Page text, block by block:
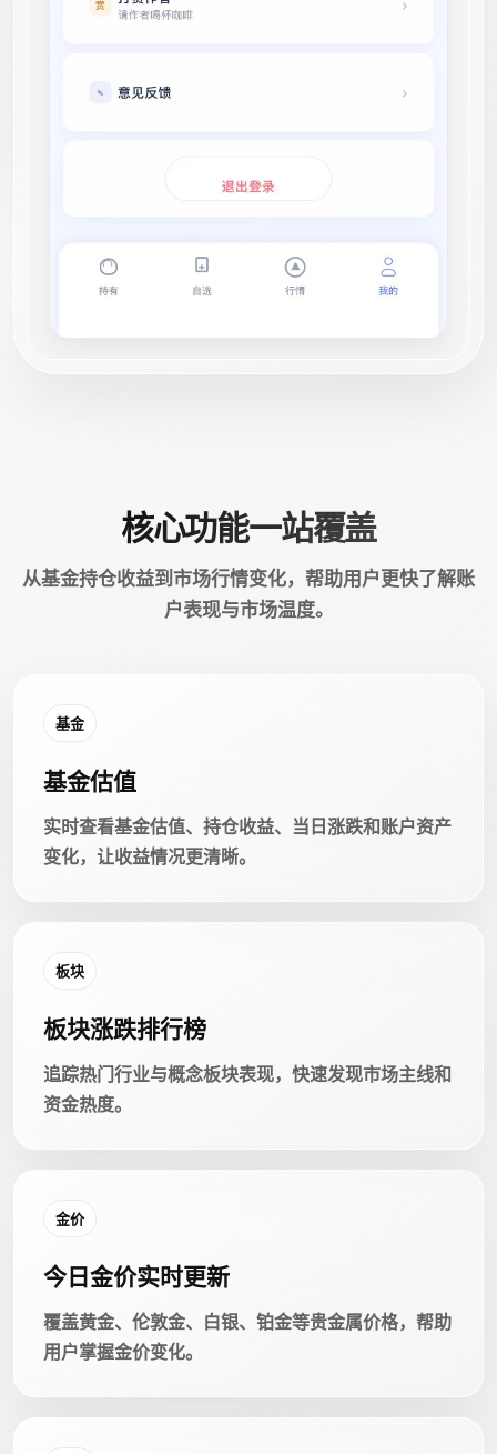
核心功能一站覆盖
从基金持仓收益到市场行情变化，帮助用户更快了解账
户表现与市场温度。
基金
基金估值
实时查看基金估值、持仓收益、当日涨跌和账户资产
变化，让收益情况更清晰。
板块
板块涨跌排行榜
追踪热门行业与概念板块表现，快速发现市场主线和
资金热度。
金价
今日金价实时更新
覆盖黄金、伦敦金、白银、铂金等贵金属价格，帮助
用户掌握金价变化。